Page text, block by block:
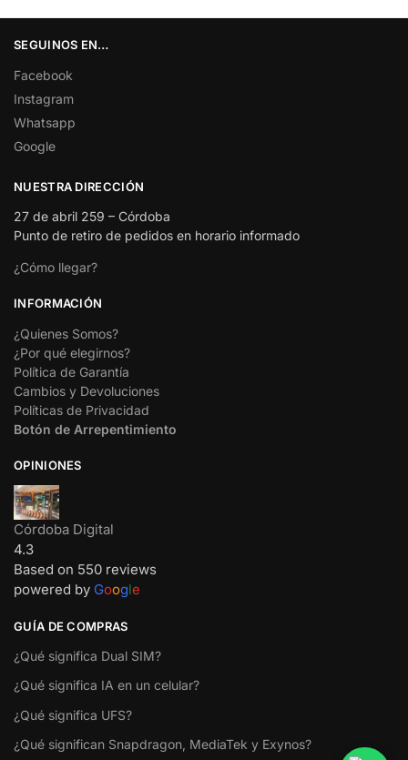
SEGUINOS EN…
Facebook
Instagram
Whatsapp
Google
NUESTRA DIRECCIÓN
27 de abril 259 – Córdoba
Punto de retiro de pedidos en horario informado
¿Cómo llegar?
INFORMACIÓN
¿Quienes Somos?
¿Por qué elegirnos?
Política de Garantía
Cambios y Devoluciones
Políticas de Privacidad
Botón de Arrepentimiento
OPINIONES
Córdoba Digital
4.3
Based on 550 reviews
powered by Google
GUÍA DE COMPRAS
¿Qué significa Dual SIM?
¿Qué significa IA en un celular?
¿Qué significa UFS?
¿Qué significan Snapdragon, MediaTek y Exynos?